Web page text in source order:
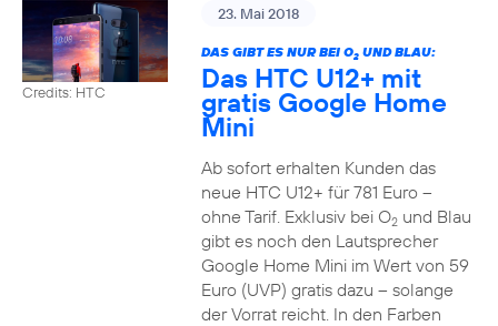
Credits: HTC
23. Mai 2018
DAS GIBT ES NUR BEI O2UND BLAU:
Das HTC U12+ mit
gratis Google Home
Mini
Ab sofort erhalten Kunden das
neue HTC U12+ für 781 Euro –
ohne Tarif. Exklusiv bei O2und Blau
gibt es noch den Lautsprecher
Google Home Mini im Wert von 59
Euro (UVP) gratis dazu – solange
der Vorrat reicht. In den Farben